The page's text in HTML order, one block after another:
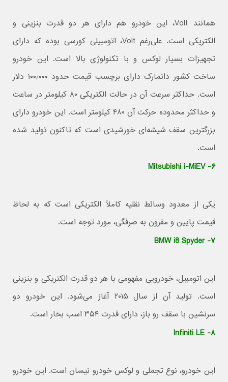
همانند Volt، این خودرو هم دارای هر دو قدرت بنزینی و
الکتریکی است. علی‌رغم Volt، اتومبیلی کورسی بوده که دارای
تجهیزات بسیار لوکس و با تکنولوژی بالا است. این خودرو
ساخت کشور دانمارک دارای برچسب قیمت حدود ۱۰۰٫۰۰۰ دلار
است. حداکثر سرعت آن در حالت الکتریکی ۸۰ کیلومتر در ساعت
و حداکثر محدوده حرکت آن ۴۸۰ کیلومتر است. این خودرو دارای
بزرگترین سقف شیشه‌ای خورشیدی است که تاکنون تولید شده
است.
۶- Mitsubishi i-MiEV
یکی از معدود وسائط نقلیه کاملاً الکتریکی است که به لحاظ
قیمت پایین و مقرون به صرفگی، مورد توجه است.
۷- BMW i8 Spyder
این اتومبیل، خودرویی مفهومی با هر دو قدرت الکتریکی و بنزینی
است. تولید آن از سال ۲۰۱۵ آغاز می‌شود. این خودرو دو
سرنشین با سقف رو باز، دارای قدرت ۳۵۴ اسب بخار است.
۸- Infiniti LE
این خودرو، نوع تجملی و لوکس خودرو نیسان است. این خودرو